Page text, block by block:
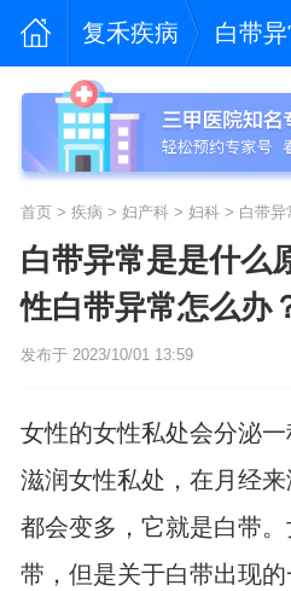
复禾疾病 白带异
首页> 疾病 > 妇产科> 妇科> 白带异
白带异常是是什么
性白带异常怎么办
发布于 2023/10/01 13:59
女性的女性私处会分泌
滋润女性私处，在月经
都会变多，它就是白带
带，但是关于白带出现